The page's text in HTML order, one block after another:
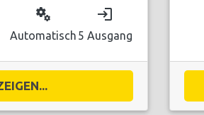
miscellaneous_services
Automatisch
login
5 Ausgang